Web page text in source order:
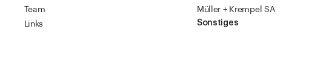
Team
Links
Müller + Krempel SA
Sonstiges